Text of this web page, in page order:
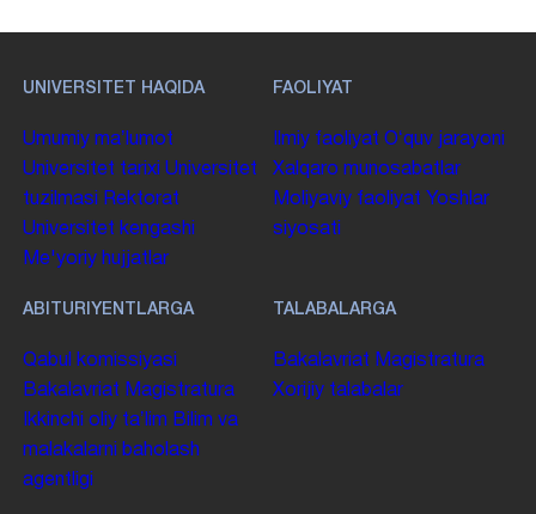
UNIVERSITET HAQIDA
Umumiy maʼlumot
Universitet tarixi Universitet
tuzilmasi Rektorat
Universitet kengashi
Me'yoriy hujjatlar
FAOLIYAT
Ilmiy faoliyat Oʻquv jarayoni
Xalqaro munosabatlar
Moliyaviy faoliyat Yoshlar
siyosati
ABITURIYENTLARGA
Qabul komissiyasi
Bakalavriat Magistratura
Ikkinchi oliy taʼlim Bilim va
malakalarni baholash
agentligi
TALABALARGA
Bakalavriat Magistratura
Xorijiy talabalar